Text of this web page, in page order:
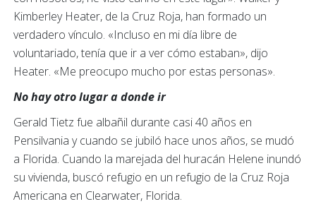
Kimberley Heater, de la Cruz Roja, han formado un
verdadero vínculo. «Incluso en mi día libre de
voluntariado, tenía que ir a ver cómo estaban», dijo
Heater. «Me preocupo mucho por estas personas».
No hay otro lugar a donde ir
Gerald Tietz fue albañil durante casi 40 años en
Pensilvania y cuando se jubiló hace unos años, se mudó
a Florida. Cuando la marejada del huracán Helene inundó
su vivienda, buscó refugio en un refugio de la Cruz Roja
Americana en Clearwater, Florida.